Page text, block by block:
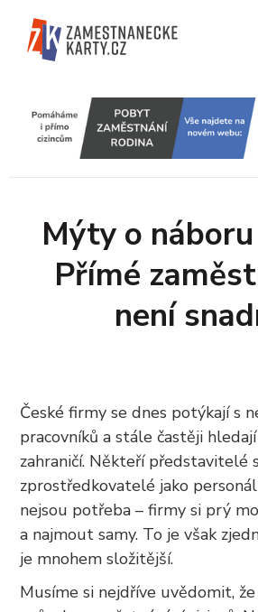
Mýty o náboru
Přímé
není
České firmy se dnes potýkají s
pracovníků a stále častěji
zahraničí. Někteří představitelé
zprostředkovatelé jako
nejsou potřeba – firmy si prý
a najmout samy. To je však
je mnohem složitější.
Musíme si nejdříve uvědomit,